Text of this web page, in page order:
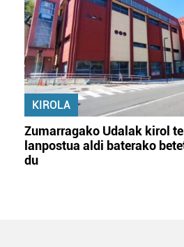
KIROLA
Zumarragako Udalak kirol
lanpostua aldi baterako
du